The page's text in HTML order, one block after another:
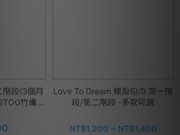
階段(3個月
竹纖維
Love To Dream 蝶型包巾 第一階
段/第二階段 -多款可選
NT$1,200 ~ NT$1,400